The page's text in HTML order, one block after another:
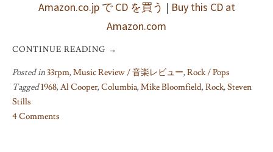
Amazon.co.jp で CD を買う | Buy this CD at
Amazon.com
CONTINUE READING →
Posted in33rpm,Music Review / 音楽レビュー,Rock / Pops
Tagged1968,Al Cooper,Columbia,Mike Bloomfield,Rock,Steven
Stills
4 Comments